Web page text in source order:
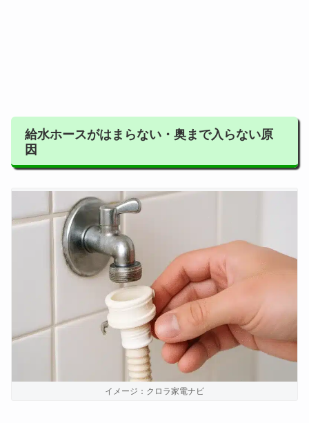
給水ホースがはまらない・奥まで入らない原
因
イメージ：クロラ家電ナビ